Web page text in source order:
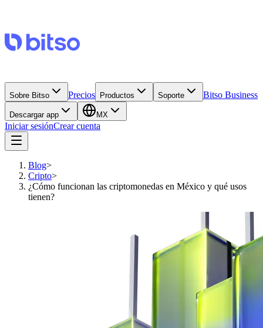
Sobre Bitso Precios Productos Soporte Bitso Business
Descargar app MX
Iniciar sesiónCrear cuenta
Blog>
Cripto>
¿Cómo funcionan las criptomonedas en México y qué usos
tienen?